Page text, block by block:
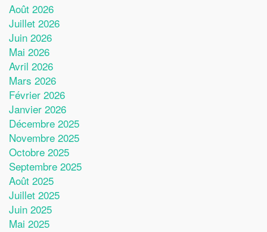
Août 2026
Juillet 2026
Juin 2026
Mai 2026
Avril 2026
Mars 2026
Février 2026
Janvier 2026
Décembre 2025
Novembre 2025
Octobre 2025
Septembre 2025
Août 2025
Juillet 2025
Juin 2025
Mai 2025